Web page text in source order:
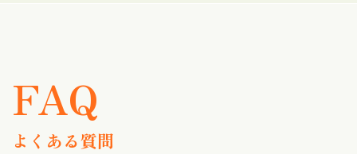
FAQ
よくある質問